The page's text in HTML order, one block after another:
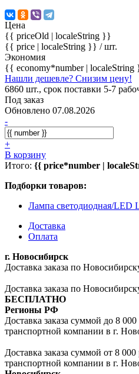
Цена
{{ priceOld | localeString }}
{{ price | localeString }} / шт.
Экономия
{{ economy*number | localeString
Нашли дешевле? Снизим цену!
6860 шт., срок поставки 5-7
Под заказ
Обновлено 07.08.2026
-
+
В корзину
Итого: {{ price*number |
Подборки товаров:
Лампа светодиодная/LED
Доставка
Оплата
г. Новосибирск
Доставка заказа по
Доставка заказа по
БЕСПЛАТНО
Регионы РФ
Доставка заказа суммой до 8
транспортной компании в г.
Доставка заказа суммой от 8
транспортной компании в г.